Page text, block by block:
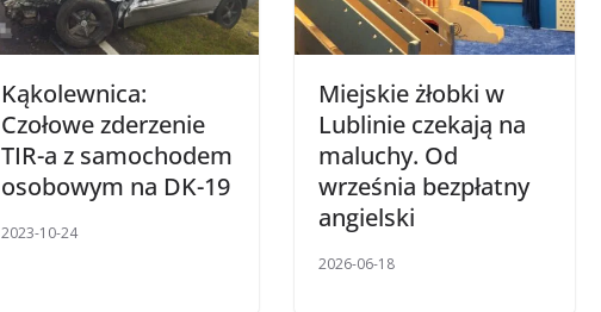
Kąkolewnica:
Czołowe zderzenie
TIR-a z samochodem
osobowym na DK-19
2023-10-24
Miejskie żłobki w
Lublinie czekają na
maluchy. Od
września bezpłatny
angielski
2026-06-18